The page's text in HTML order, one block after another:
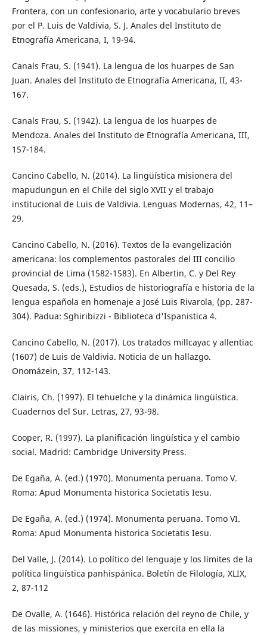
Frontera, con un confesionario, arte y vocabulario breves
por el P. Luis de Valdivia, S. J. Anales del Instituto de
Etnografía Americana, I, 19-94.
Canals Frau, S. (1941). La lengua de los huarpes de San
Juan. Anales del Instituto de Etnografía Americana, II, 43-
167.
Canals Frau, S. (1942). La lengua de los huarpes de
Mendoza. Anales del Instituto de Etnografía Americana, III,
157-184.
Cancino Cabello, N. (2014). La lingüística misionera del
mapudungun en el Chile del siglo XVII y el trabajo
institucional de Luis de Valdivia. Lenguas Modernas, 42, 11–
29.
Cancino Cabello, N. (2016). Textos de la evangelización
americana: los complementos pastorales del III concilio
provincial de Lima (1582-1583). En Albertin, C. y Del Rey
Quesada, S. (eds.), Estudios de historiografía e historia de la
lengua española en homenaje a José Luis Rivarola, (pp. 287-
304). Padua: Sghiribizzi - Biblioteca d'Ispanistica 4.
Cancino Cabello, N. (2017). Los tratados millcayac y allentiac
(1607) de Luis de Valdivia. Noticia de un hallazgo.
Onomázein, 37, 112-143.
Clairis, Ch. (1997). El tehuelche y la dinámica lingüística.
Cuadernos del Sur. Letras, 27, 93-98.
Cooper, R. (1997). La planificación lingüística y el cambio
social. Madrid: Cambridge University Press.
De Egaña, A. (ed.) (1970). Monumenta peruana. Tomo V.
Roma: Apud Monumenta historica Societatis Iesu.
De Egaña, A. (ed.) (1974). Monumenta peruana. Tomo VI.
Roma: Apud Monumenta historica Societatis Iesu.
Del Valle, J. (2014). Lo político del lenguaje y los límites de la
política lingüística panhispánica. Boletín de Filología, XLIX,
2, 87-112
De Ovalle, A. (1646). Histórica relación del reyno de Chile, y
de las missiones, y ministerios que exercita en ella la